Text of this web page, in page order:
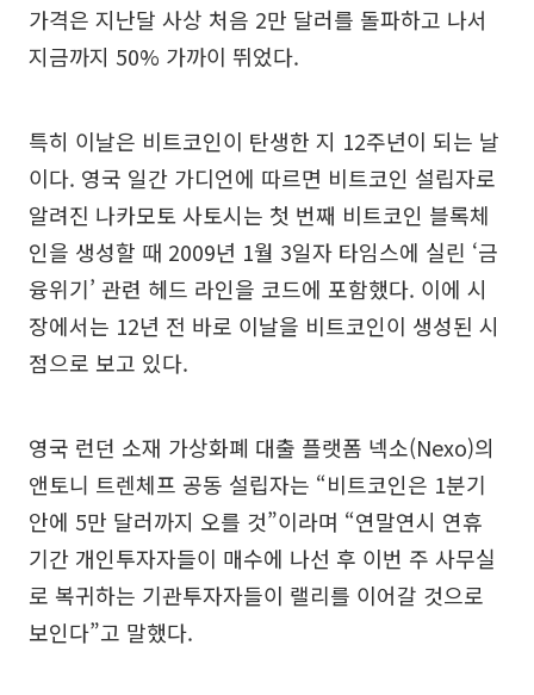
가격은 지난달 사상 처음 2만 달러를 돌파하고 나서
지금까지 50% 가까이 뛰었다.
특히 이날은 비트코인이 탄생한 지 12주년이 되는 날
이다. 영국 일간 가디언에 따르면 비트코인 설립자로
알려진 나카모토 사토시는 첫 번째 비트코인 블록체
인을 생성할 때 2009년 1월 3일자 타임스에 실린 ‘금
융위기’ 관련 헤드 라인을 코드에 포함했다. 이에 시
장에서는 12년 전 바로 이날을 비트코인이 생성된 시
점으로 보고 있다.
영국 런던 소재 가상화폐 대출 플랫폼 넥소(Nexo)의
앤토니 트렌체프 공동 설립자는 “비트코인은 1분기
안에 5만 달러까지 오를 것”이라며 “연말연시 연휴
기간 개인투자자들이 매수에 나선 후 이번 주 사무실
로 복귀하는 기관투자자들이 랠리를 이어갈 것으로
보인다”고 말했다.